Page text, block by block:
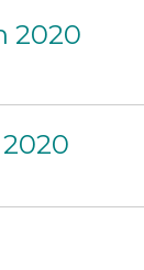
2020